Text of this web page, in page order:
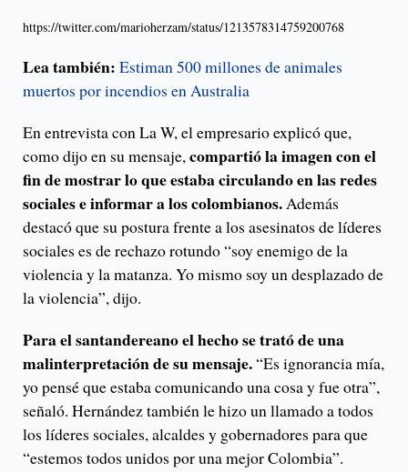
https://twitter.com/marioherzam/status/1213578314759200768
Lea también: Estiman 500 millones de animales
muertos por incendios en Australia
En entrevista con La W, el empresario explicó que,
como dijo en su mensaje,compartió la imagen con el
fin de mostrar lo que estaba circulando en las redes
sociales e informar a los colombianos.Además
destacó que su postura frente a los asesinatos de líderes
sociales es de rechazo rotundo “soy enemigo de la
violencia y la matanza. Yo mismo soy un desplazado de
la violencia”, dijo.
Para el santandereano el hecho se trató de una
malinterpretación de su mensaje.“Es ignorancia mía,
yo pensé que estaba comunicando una cosa y fue otra”,
señaló. Hernández también le hizo un llamado a todos
los líderes sociales, alcaldes y gobernadores para que
“estemos todos unidos por una mejor Colombia”.